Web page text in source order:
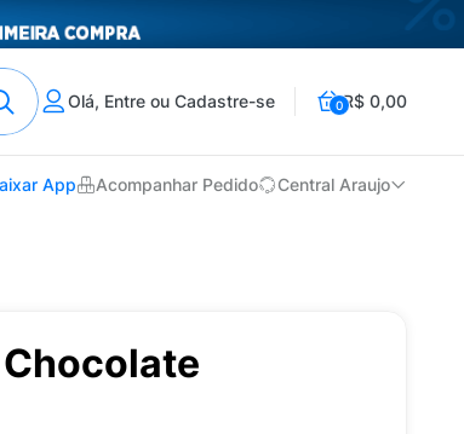
Olá, Entre ou Cadastre-se 0R$ 0,00
App Acompanhar Pedido Central Araujo